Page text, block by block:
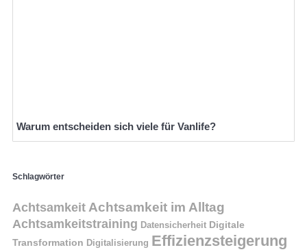
Warum entscheiden sich viele für Vanlife?
Schlagwörter
Achtsamkeit Achtsamkeit im Alltag
Achtsamkeitstraining Datensicherheit Digitale
Transformation Digitalisierung Effizienzsteigerung